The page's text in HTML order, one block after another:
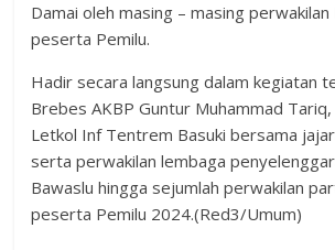
Damai oleh masing – masing
peserta Pemilu.
Hadir secara langsung dalam kegiatan
Brebes AKBP Guntur Muhammad
Letkol Inf Tentrem Basuki bersama
serta perwakilan lembaga
Bawaslu hingga sejumlah perwakilan
peserta Pemilu 2024.(Red3/Umum)